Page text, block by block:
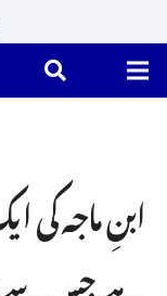
ابنِ ماجہ کی